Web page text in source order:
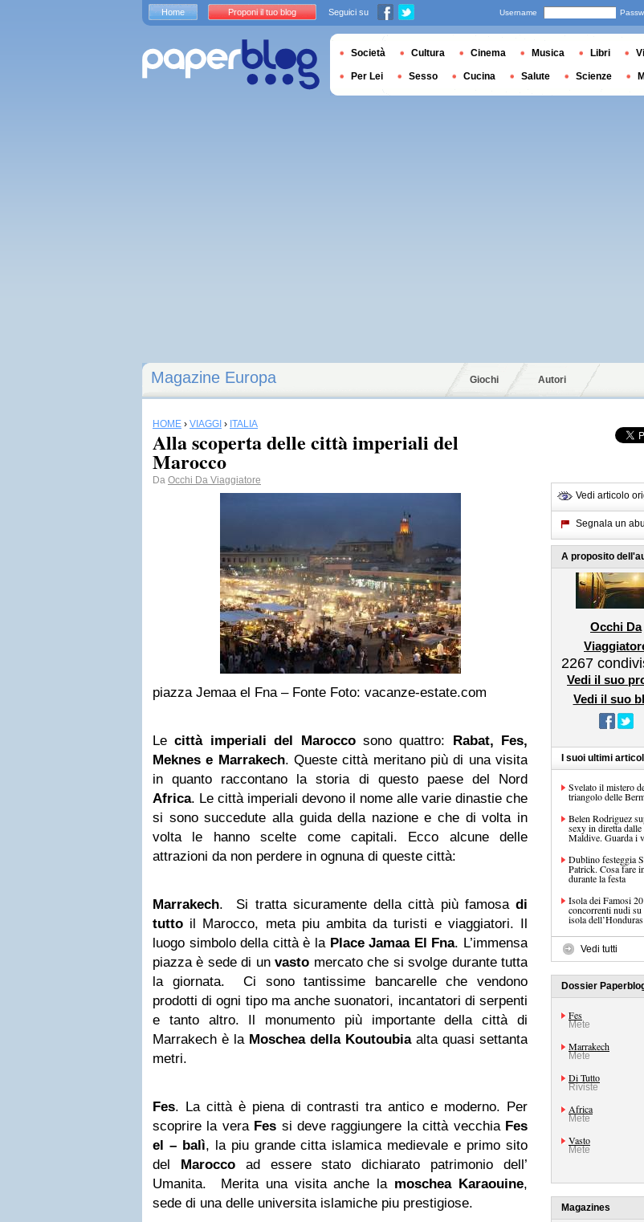
Magazine Europa Giochi Autori
HOME › VIAGGI › ITALIA
Alla scoperta delle città imperiali del
Marocco
Da Occhi Da Viaggiatore
piazza Jemaa el Fna – Fonte Foto: vacanze-estate.com
Lecittà imperiali del Maroccosono quattro: Rabat, Fes,
Meknes e Marrakech. Queste città meritano più di una visita
in quanto raccontano la storia di questo paese del Nord
Africa. Le città imperiali devono il nome alle varie dinastie che
si sono succedute alla guida della nazione e che di volta in
volta le hanno scelte come capitali. Ecco alcune delle
attrazioni da non perdere in ognuna di queste città:
Marrakech. Si tratta sicuramente della città più famosa di
tutto il Marocco, meta piu ambita da turisti e viaggiatori. Il
luogo simbolo della città è la Place Jamaa El Fna. L’immensa
piazza è sede di unvasto mercato che si svolge durante tutta
la giornata. Ci sono tantissime bancarelle che vendono
prodotti di ogni tipo ma anche suonatori, incantatori di serpenti
e tanto altro. Il monumento più importante della città di
Marrakech è la Moschea della Koutoubiaalta quasi settanta
metri.
Fes. La città è piena di contrasti tra antico e moderno. Per
scoprire la vera Fes si deve raggiungere la città vecchia Fes
el – balì, la piu grande citta islamica medievale e primo sito
del Maroccoad essere stato dichiarato patrimonio dell’
Umanita. Merita una visita anche la moschea Karaouine,
sede di una delle universita islamiche piu prestigiose.
Vedi articolo
Segnala un
A proposito
Occhi Da
2267
Vedi il suo
Vedi il suo
I suoi ultimi
Svelato il mistero
triangolo delle
Belen Rodriguez
sexy in diretta dalle
Maldive. Guarda i
Dublino festeggia
Patrick. Cosa fare
durante la festa
Isola dei Famosi
concorrenti nudi su
isola dell’Honduras
Vedi tutti
Dossier
Fes
Mete
Marrakech
Mete
Di Tutto
Riviste
Africa
Mete
Vasto
Mete
Magazines
Home Proponi il tuo blog Seguici su Username
Società Cultura Cinema Musica Libri
Per Lei Sesso Cucina Salute Scienze